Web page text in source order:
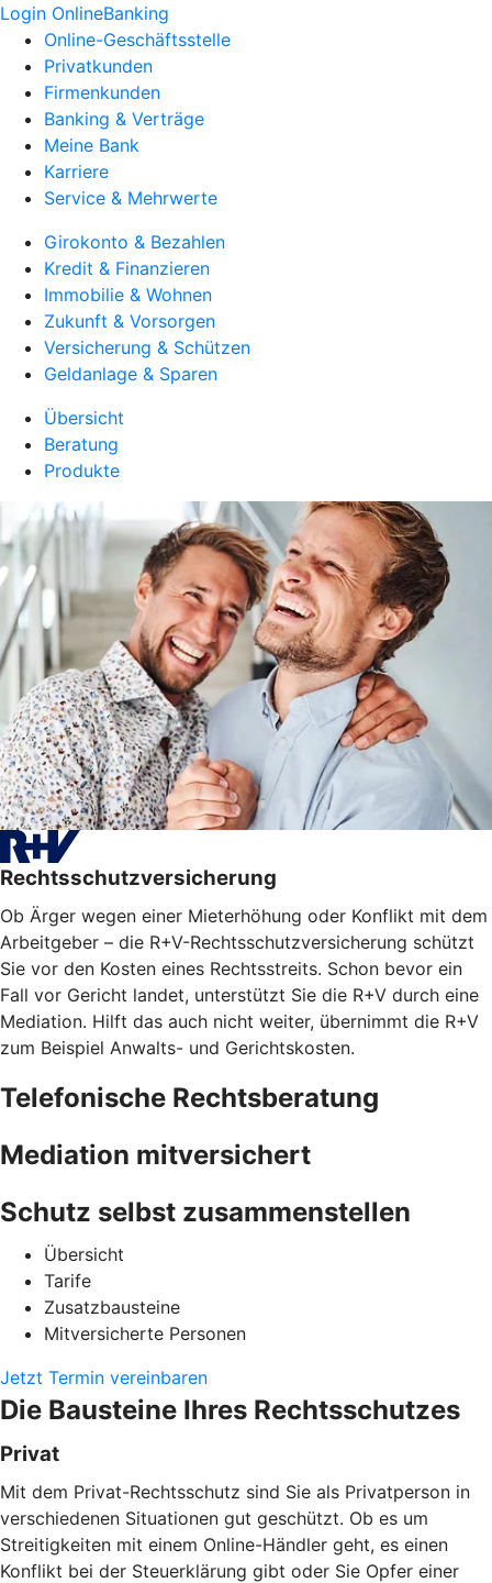
Login OnlineBanking
Online-Geschäftsstelle
Privatkunden
Firmenkunden
Banking & Verträge
Meine Bank
Karriere
Service & Mehrwerte
Girokonto & Bezahlen
Kredit & Finanzieren
Immobilie & Wohnen
Zukunft & Vorsorgen
Versicherung & Schützen
Geldanlage & Sparen
Übersicht
Beratung
Produkte
Rechtsschutzversicherung
Ob Ärger wegen einer Mieterhöhung oder Konflikt mit dem
Arbeitgeber – die R+V-Rechtsschutzversicherung schützt
Sie vor den Kosten eines Rechtsstreits. Schon bevor ein
Fall vor Gericht landet, unterstützt Sie die R+V durch eine
Mediation. Hilft das auch nicht weiter, übernimmt die R+V
zum Beispiel Anwalts- und Gerichtskosten.
Telefonische Rechtsberatung
Mediation mitversichert
Schutz selbst zusammenstellen
Übersicht
Tarife
Zusatzbausteine
Mitversicherte Personen
Jetzt Termin vereinbaren
Die Bausteine Ihres Rechtsschutzes
Privat
Mit dem Privat-Rechtsschutz sind Sie als Privatperson in
verschiedenen Situationen gut geschützt. Ob es um
Streitigkeiten mit einem Online-Händler geht, es einen
Konflikt bei der Steuerklärung gibt oder Sie Opfer einer